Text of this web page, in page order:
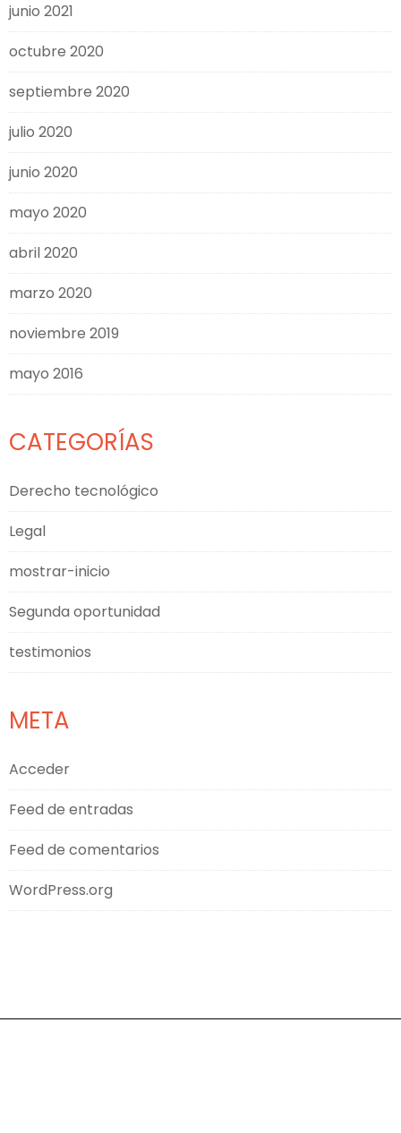
junio 2021
octubre 2020
septiembre 2020
julio 2020
junio 2020
mayo 2020
abril 2020
marzo 2020
noviembre 2019
mayo 2016
CATEGORÍAS
Derecho tecnológico
Legal
mostrar-inicio
Segunda oportunidad
testimonios
META
Acceder
Feed de entradas
Feed de comentarios
WordPress.org